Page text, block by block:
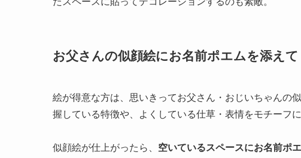
お父さんの似顔絵にお名前ポエムを添えて
絵が得意な方は、思いきってお父さん・おじいちゃんの
握している特徴や、よくしている仕草・表情をモチーフ
似顔絵が仕上がったら、 空いているスペースにお名前ポ